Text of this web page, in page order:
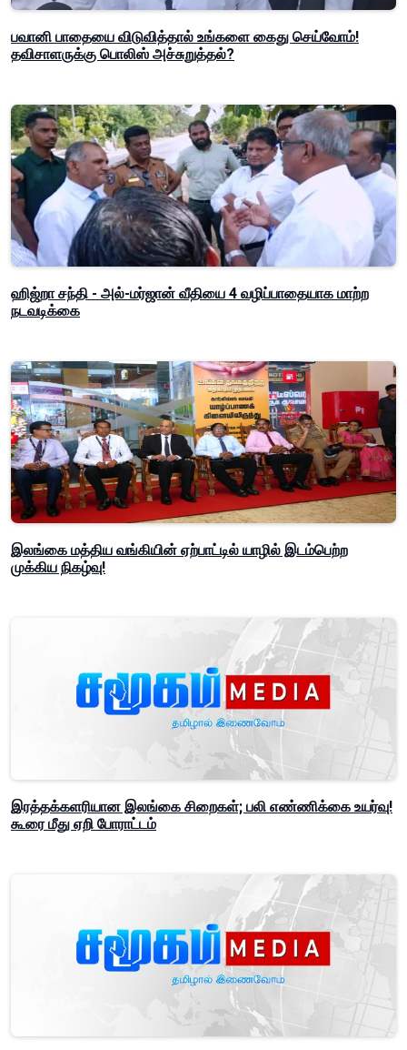
பவானி பாதையை விடுவித்தால் உங்களை கைது செய்வோம்!
தவிசாளருக்கு பொலிஸ் அச்சுறுத்தல்?
ஹிஜ்றா சந்தி - அல்-மர்ஜான் வீதியை 4 வழிப்பாதையாக மாற்ற
நடவடிக்கை
இலங்கை மத்திய வங்கியின் ஏற்பாட்டில் யாழில் இடம்பெற்ற
முக்கிய நிகழ்வு!
இரத்தக்களரியான இலங்கை சிறைகள்; பலி எண்ணிக்கை உயர்வு!
கூரை மீது ஏறி போராட்டம்